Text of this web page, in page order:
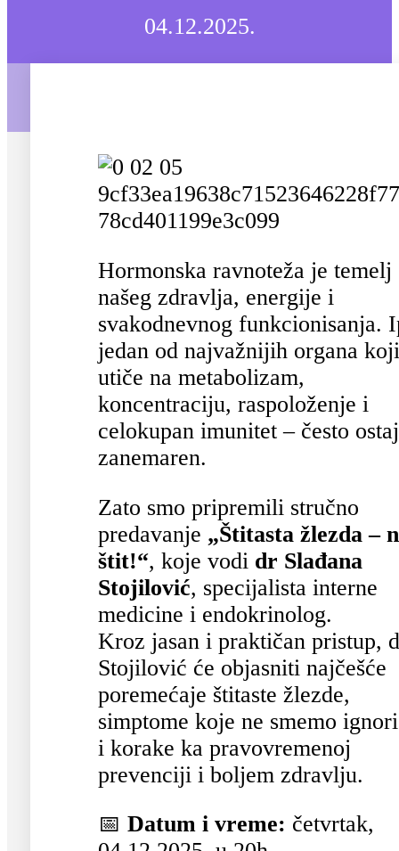
04.12.2025.
Hormonska ravnoteža je temelj
našeg zdravlja, energije i
svakodnevnog funkcionisanja.
jedan od najvažnijih organa
utiče na metabolizam,
koncentraciju, raspoloženje i
celokupan imunitet – često
zanemaren.
Zato smo pripremili stručno
predavanje „Štitasta žlezda –
štit!“, koje vodi dr Slađana
Stojilović, specijalista interne
medicine i endokrinolog.
Kroz jasan i praktičan pristup,
Stojilović će objasniti najčešće
poremećaje štitaste žlezde,
simptome koje ne smemo
i korake ka pravovremenoj
prevenciji i boljem zdravlju.
📅Datum i vreme: četvrtak,